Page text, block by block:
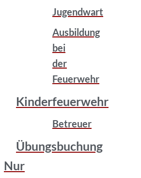
Jugendwart
Ausbildung
bei
der
Feuerwehr
Kinderfeuerwehr
Betreuer
Übungsbuchung
Nur